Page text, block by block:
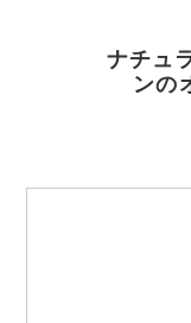
ナチュ
ンの